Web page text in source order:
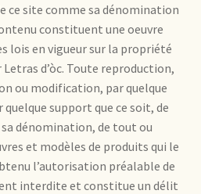
ce site comme sa dénomination
constituent une oeuvre
lois en vigueur sur la propriété
d’òc. Toute reproduction,
ou modification, par quelque
quelque support que ce soit, de
dénomination, de tout ou
et modèles de produits qui le
l’autorisation préalable de
interdite et constitue un délit